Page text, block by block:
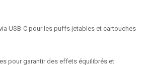
USB-C pour les puffs jetables et cartouches
pour garantir des effets équilibrés et